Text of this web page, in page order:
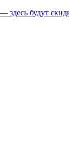
здесь будут